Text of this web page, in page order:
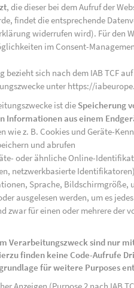
, die dieser bei dem Aufruf der
findet die entsprechende
widerrufen wird). Für den
im Consent-
bezieht sich nach dem IAB TCF
unter https://
ist die Speicherung
Informationen aus einem
wie z. B. Cookies und Geräte-
und abrufen
oder ähnliche Online-
netzwerkbasierte
Sprache, Bildschirmgröße,
ausgelesen werden, um es
zwar für einen oder mehrere der
Verarbeitungszweck sind nur
finden keine Code-Aufrufe
für weitere Purposes